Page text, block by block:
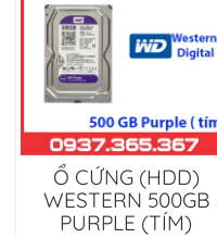
Ổ CỨNG (HDD)
WESTERN 500GB
PURPLE (TÍM)